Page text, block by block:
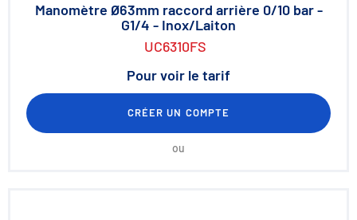
Manomètre Ø63mm raccord arrière 0/10 bar -
G1/4 - Inox/Laiton
UC6310FS
Pour voir le tarif
CRÉER UN COMPTE
ou